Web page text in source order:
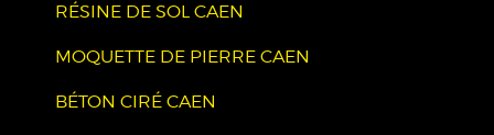
RÉSINE DE SOL CAEN
MOQUETTE DE PIERRE CAEN
BÉTON CIRÉ CAEN